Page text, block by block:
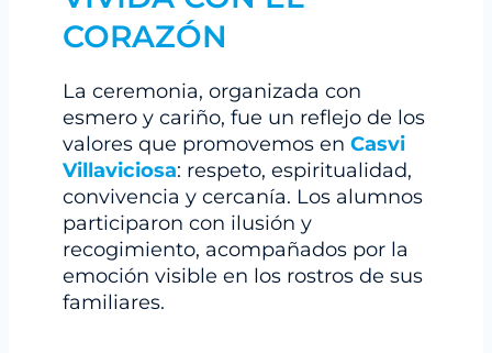
CORAZÓN
La ceremonia, organizada con
esmero y cariño, fue un reflejo de los
valores que promovemos enCasvi
Villaviciosa: respeto, espiritualidad,
convivencia y cercanía. Los alumnos
participaron con ilusión y
recogimiento, acompañados por la
emoción visible en los rostros de sus
familiares.